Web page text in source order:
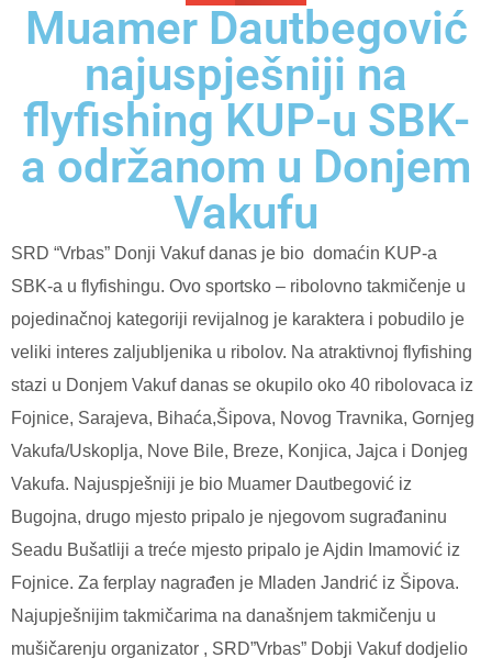
Muamer Dautbegović
najuspješniji na
flyfishing KUP-u SBK-
a održanom u Donjem
Vakufu
SRD “Vrbas” Donji Vakuf danas je bio domaćin KUP-a
SBK-a u flyfishingu. Ovo sportsko – ribolovno takmičenje u
pojedinačnoj kategoriji revijalnog je karaktera i pobudilo je
veliki interes zaljubljenika u ribolov. Na atraktivnoj flyfishing
stazi u Donjem Vakuf danas se okupilo oko 40 ribolovaca iz
Fojnice, Sarajeva, Bihaća,Šipova, Novog Travnika, Gornjeg
Vakufa/Uskoplja, Nove Bile, Breze, Konjica, Jajca i Donjeg
Vakufa. Najuspješniji je bio Muamer Dautbegović iz
Bugojna, drugo mjesto pripalo je njegovom sugrađaninu
Seadu Bušatliji a treće mjesto pripalo je Ajdin Imamović iz
Fojnice. Za ferplay nagrađen je Mladen Jandrić iz Šipova.
Najupješnijim takmičarima na današnjem takmičenju u
mušičarenju organizator , SRD”Vrbas” Dobji Vakuf dodjelio